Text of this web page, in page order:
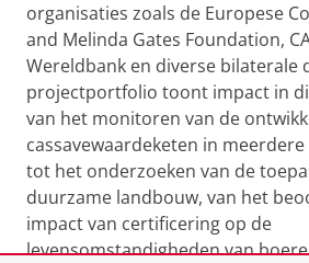
organisaties zoals de Europese
and Melinda Gates Foundation,
Wereldbank en diverse bilaterale
projectportfolio toont impact in
van het monitoren van de
cassavewaardeketen in
tot het onderzoeken van de
duurzame landbouw, van het
impact van certificering op de
levensomstandigheden van